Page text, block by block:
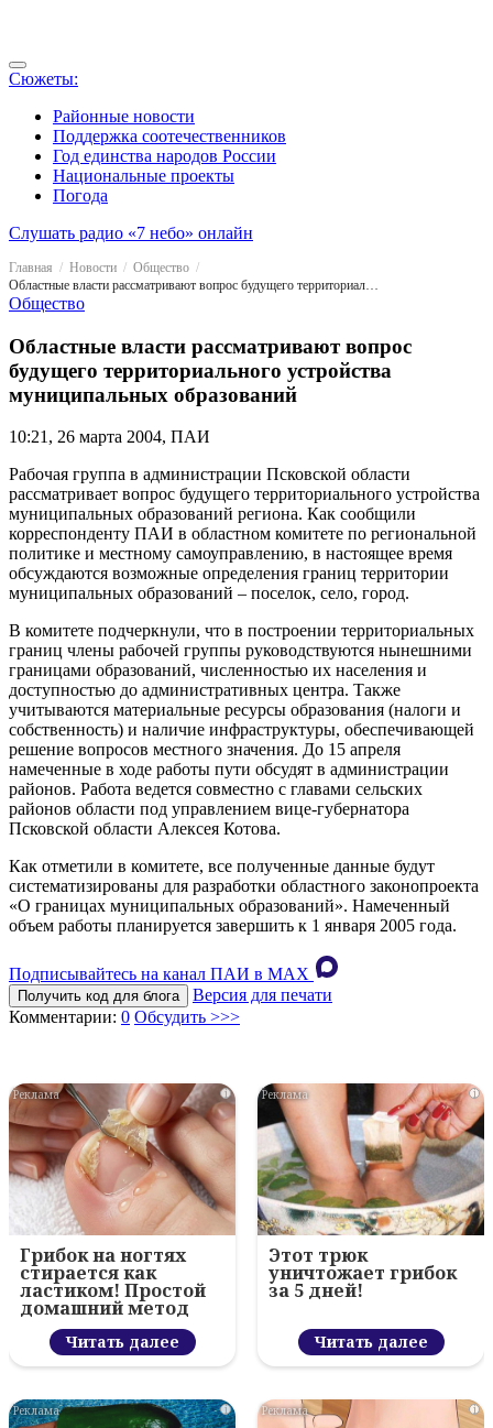
Сюжеты:
Районные новости
Поддержка соотечественников
Год единства народов России
Национальные проекты
Погода
Слушать радио «7 небо» онлайн
Главная Новости
Общество
Областные власти рассматривают вопрос будущего территориального устройства муниципальных образований
Общество
Областные власти рассматривают вопрос
будущего территориального устройства
муниципальных образований
10:21, 26 марта 2004, ПАИ
Рабочая группа в администрации Псковской области
рассматривает вопрос будущего территориального устройства
муниципальных образований региона. Как сообщили
корреспонденту ПАИ в областном комитете по региональной
политике и местному самоуправлению, в настоящее время
обсуждаются возможные определения границ территории
муниципальных образований – поселок, село, город.
В комитете подчеркнули, что в построении территориальных
границ члены рабочей группы руководствуются нынешними
границами образований, численностью их населения и
доступностью до административных центра. Также
учитываются материальные ресурсы образования (налоги и
собственность) и наличие инфраструктуры, обеспечивающей
решение вопросов местного значения. До 15 апреля
намеченные в ходе работы пути обсудят в администрации
районов. Работа ведется совместно с главами сельских
районов области под управлением вице-губернатора
Псковской области Алексея Котова.
Как отметили в комитете, все полученные данные будут
систематизированы для разработки областного законопроекта
«О границах муниципальных образований». Намеченный
объем работы планируется завершить к 1 января 2005 года.
Подписывайтесь на канал ПАИ в MAХ
Получить код для блога
Версия для печати
Комментарии: 0 Обсудить >>>
i
Грибок на ногтях
стирается как
ластиком! Простой
домашний метод
Читать далее
i
Этот трюк
уничтожает грибок
за 5 дней!
Читать далее
i i